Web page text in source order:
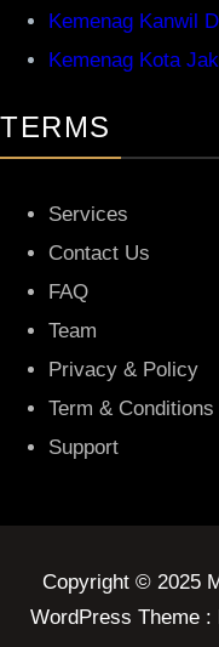
Kemenag Kanwil
Kemenag Kota
TERMS
Services
Contact Us
FAQ
Team
Privacy & Policy
Term & Conditions
Support
Copyright © 2025
WordPress Theme :